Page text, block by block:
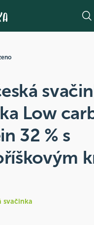
Low
32 % s
svačinka